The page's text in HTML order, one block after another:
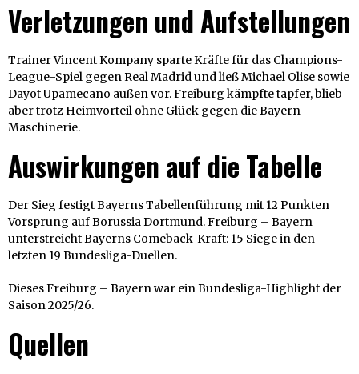
Verletzungen und Aufstellungen
Trainer Vincent Kompany sparte Kräfte für das Champions-
League-Spiel gegen Real Madrid und ließ Michael Olise sowie
Dayot Upamecano außen vor. Freiburg kämpfte tapfer, blieb
aber trotz Heimvorteil ohne Glück gegen die Bayern-
Maschinerie.
Auswirkungen auf die Tabelle
Der Sieg festigt Bayerns Tabellenführung mit 12 Punkten
Vorsprung auf Borussia Dortmund. Freiburg – Bayern
unterstreicht Bayerns Comeback-Kraft: 15 Siege in den
letzten 19 Bundesliga-Duellen.
Dieses Freiburg – Bayern war ein Bundesliga-Highlight der
Saison 2025/26.
Quellen